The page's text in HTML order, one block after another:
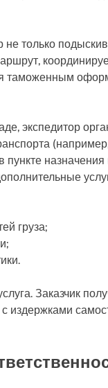
только
таможенным
экспедитор
груза;
Заказчик
издержками